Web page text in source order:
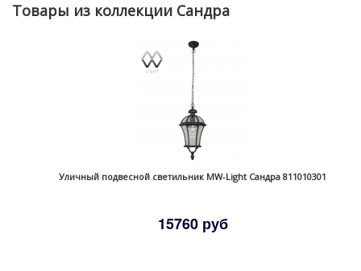
Товары из коллекции Сандра
Уличный подвесной светильник MW-Light Сандра 811010301
15760 руб